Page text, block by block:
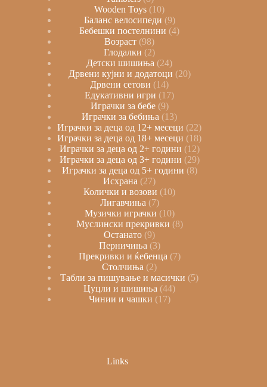
Wooden Toys
10
Баланс велосипеди 9
Бебешки постелнини 4
Возраст 98
Глодалки
2
Детски шишиња
24
Дрвени кујни и додатоци 20
Дрвени сетови
14
Едукативни игри
17
Играчки за бебе 9
Играчки за бебиња
13
Играчки за деца од 12+ месеци
22
Играчки за деца од 18+ месеци
18
Играчки за деца од 2+ години 12
Играчки за деца од 3+ години 29
Играчки за деца од 5+ години 8
Исхрана
27
Колички и возови
10
Лигавчиња 7
Музички играчки 10
Муслински прекривки 8
Останато 9
Перничиња 3
Прекривки и ќебенца 7
Столчиња
2
Табли за пишување и масички
5
Цуцли и шишиња 44
Чинии и чашки 17
Links